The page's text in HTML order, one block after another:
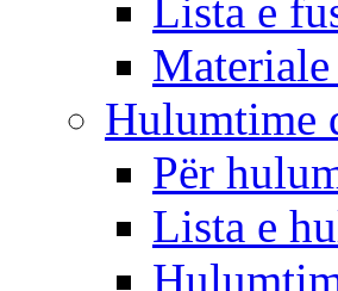
Lista e
Hulumtime
Për
Lista e